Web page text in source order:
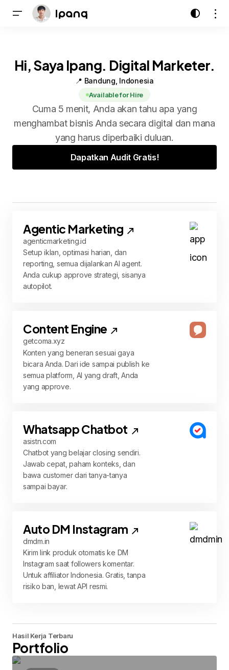
Hi, Saya Ipang. Digital Marketer.
📍 Bandung, Indonesia
Available for Hire
Cuma 5 menit, Anda akan tahu apa yang
menghambat bisnis Anda secara digital dan mana
yang harus diperbaiki duluan.
Dapatkan Audit Gratis!
Agentic Marketing
agenticmarketing.id
Setup iklan, optimasi harian, dan
reporting, semua dijalankan AI agent.
Anda cukup approve strategi, sisanya
autopilot.
Content Engine
getcoma.xyz
Konten yang beneran sesuai gaya
bicara Anda. Dari ide sampai publish ke
semua platform, AI yang draft, Anda
yang approve.
Whatsapp Chatbot
asistn.com
Chatbot yang belajar closing sendiri.
Jawab cepat, paham konteks, dan
bawa customer dari tanya-tanya
sampai bayar.
Auto DM Instagram
dmdm.in
Kirim link produk otomatis ke DM
Instagram saat followers komentar.
Untuk affiliator Indonesia. Gratis, tanpa
risiko ban, lewat API resmi.
Hasil Kerja Terbaru
Portfolio